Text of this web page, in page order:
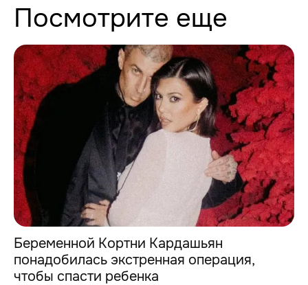
Посмотрите еще
Беременной Кортни Кардашьян
понадобилась экстренная операция,
чтобы спасти ребенка